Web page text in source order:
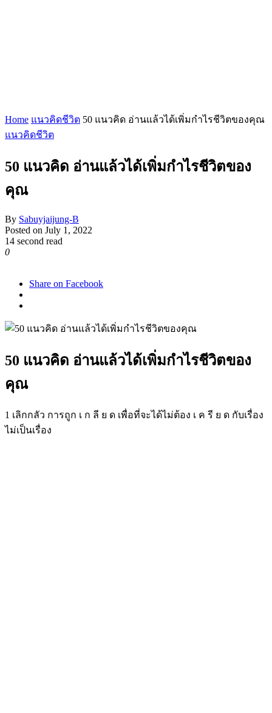
Home แนวคิดชีวิต 50 แนวคิด อ่านแล้วได้เพิ่มกำไรชีวิตของคุณ
แนวคิดชีวิต
50 แนวคิด อ่านแล้วได้เพิ่มกำไรชีวิตของ
คุณ
By Sabuyjaijung-B
Posted on July 1, 2022
14 second read
0
Share on Facebook
50 แนวคิด อ่านแล้วได้เพิ่มกำไรชีวิตของ
คุณ
1 เลิกกลัว การถูก เ ก ลี ย ด เพื่อที่จะได้ไม่ต้อง เ ค รี ย ด กับเรื่อง
ไม่เป็นเรื่อง